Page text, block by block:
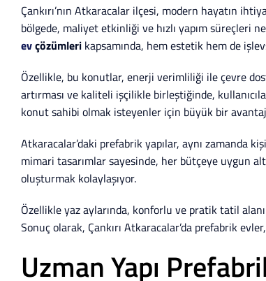
Çankırı’nın Atkaracalar ilçesi, modern hayatın
bölgede, maliyet etkinliği ve hızlı yapım süreçleri
evçözümleri kapsamında, hem estetik hem de
Özellikle, bu konutlar, enerji verimliliği ile çevre
artırması ve kaliteli işçilikle birleştiğinde,
konut sahibi olmak isteyenler için büyük bir avantaj
Atkaracalar’daki prefabrik yapılar, aynı zamanda
mimari tasarımlar sayesinde, her bütçeye uygun
oluşturmak kolaylaşıyor.
Özellikle yaz aylarında, konforlu ve pratik tatil
Sonuç olarak, Çankırı Atkaracalar’da prefabrik
Uzman Yapı